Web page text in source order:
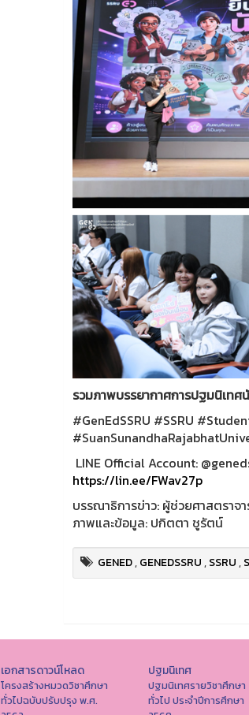
รวมภาพบรรยากาศการปฐมนิเทศ
#GenEdSSRU #SSRU
LINE Official Account:
https://lin.ee/FWav27p
บรรณาธิการข่าว: ผู้ช่วยศาสตราจ
ภาพและข้อมูล: ปกิตตา ชูรัตน์
GENED,GENEDSSRU,SSRU,
เอกสารดาวน์โหลด
โครงสร้างหมวดวิชาศึกษา
ทั่วไปฉบับปรับปรุง พ.ศ.
ปฐมนิเทศ
ปฐมนิเทศรายวิชาศึกษา
ทั่วไป ประจำปีการศึกษา